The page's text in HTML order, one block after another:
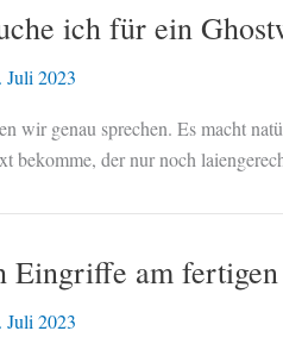
ich für ein
Juli 2023
wir genau sprechen. Es macht
bekomme, der nur noch
Eingriffe am
Juli 2023